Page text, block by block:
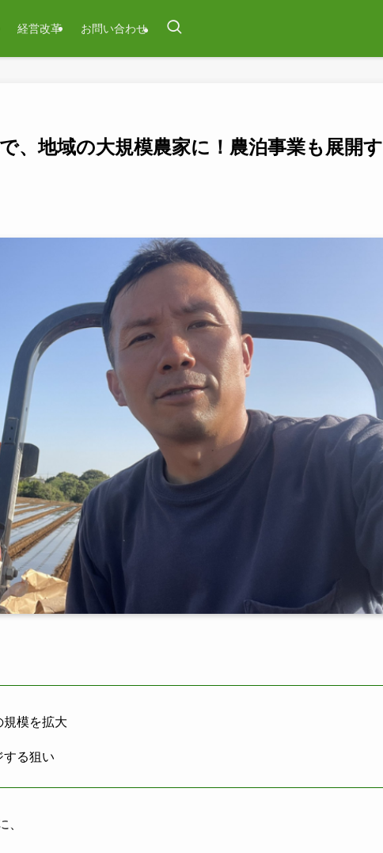
経営改革 お問い合わせ
、地域の大規模農家に！農泊事業も展開す
規模を拡大
する狙い
、